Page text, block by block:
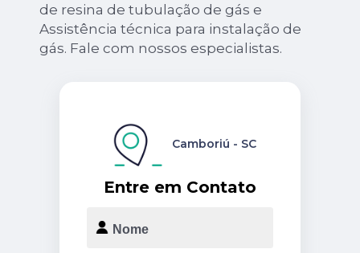
de resina de tubulação de gás e
Assistência técnica para instalação de
gás. Fale com nossos especialistas.
Entre em Contato
Camboriú - SC